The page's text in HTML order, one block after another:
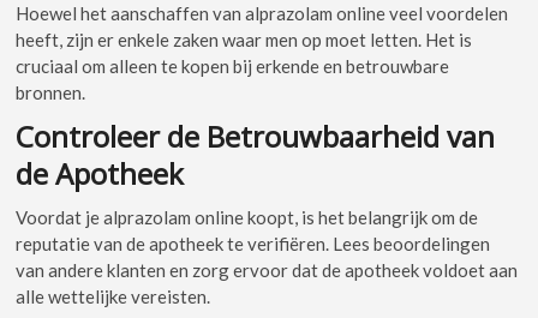
Hoewel het aanschaffen van alprazolam online veel voordelen
heeft, zijn er enkele zaken waar men op moet letten. Het is
cruciaal om alleen te kopen bij erkende en betrouwbare
bronnen.
Controleer de Betrouwbaarheid van
de Apotheek
Voordat je alprazolam online koopt, is het belangrijk om de
reputatie van de apotheek te verifiëren. Lees beoordelingen
van andere klanten en zorg ervoor dat de apotheek voldoet aan
alle wettelijke vereisten.